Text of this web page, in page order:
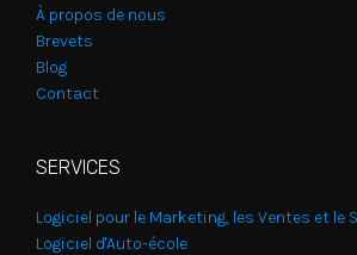
À propos de nous
Brevets
Blog
Contact
SERVICES
Logiciel pour le Marketing, les Ventes et le
Logiciel d'Auto-école